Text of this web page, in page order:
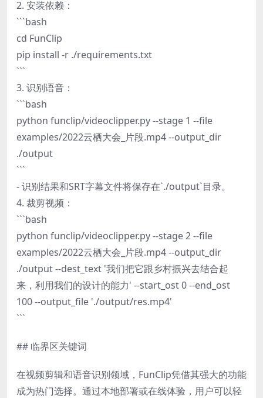
2. 安装依赖：
```bash
cd FunClip
pip install -r ./requirements.txt
```
3. 识别语音：
```bash
python funclip/videoclipper.py --stage 1 --file
examples/2022云栖大会_片段.mp4 --output_dir
./output
```
- 识别结果和SRT字幕文件将保存在`./output`目录。
4. 裁剪视频：
```bash
python funclip/videoclipper.py --stage 2 --file
examples/2022云栖大会_片段.mp4 --output_dir
./output --dest_text '我们把它跟乡村振兴去结合起
来，利用我们的设计的能力' --start_ost 0 --end_ost
100 --output_file './output/res.mp4'
```
## 临界区关键词
在视频剪辑和语音识别领域，FunClip凭借其强大的功能
成为热门选择。通过本地部署或在线体验，用户可以轻